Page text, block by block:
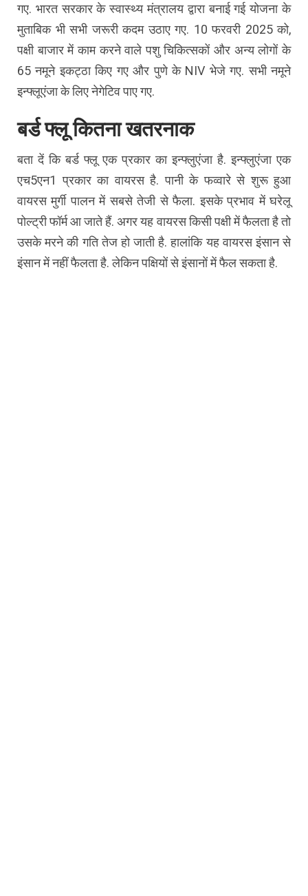
गए. भारत सरकार के स्वास्थ्य मंत्रालय द्वारा बनाई गई योजना के
मुताबिक भी सभी जरूरी कदम उठाए गए. 10 फरवरी 2025 को,
पक्षी बाजार में काम करने वाले पशु चिकित्सकों और अन्य लोगों के
65 नमूने इकट्ठा किए गए और पुणे के NIV भेजे गए. सभी नमूने
इन्फ्लूएंजा के लिए नेगेटिव पाए गए.
बर्ड फ्लू कितना खतरनाक
बता दें कि बर्ड फ्लू एक प्रकार का इन्फ्लुएंजा है. इन्फ्लुएंजा एक
एच5एन1 प्रकार का वायरस है. पानी के फव्वारे से शुरू हुआ
वायरस मुर्गी पालन में सबसे तेजी से फैला. इसके प्रभाव में घरेलू
पोल्ट्री फॉर्म आ जाते हैं. अगर यह वायरस किसी पक्षी में फैलता है तो
उसके मरने की गति तेज हो जाती है. हालांकि यह वायरस इंसान से
इंसान में नहीं फैलता है. लेकिन पक्षियों से इंसानों में फैल सकता है.